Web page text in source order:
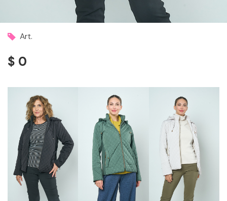
Art.
$ 0